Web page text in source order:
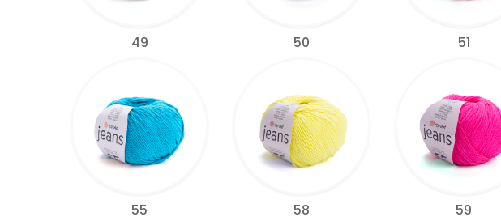
49 50 51
55 58 59